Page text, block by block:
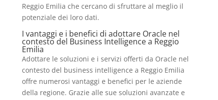
Reggio Emilia che cercano di sfruttare al meglio il
potenziale dei loro dati.
I vantaggi e i benefici di adottare Oracle nel
contesto del Business Intelligence a Reggio
Emilia
Adottare le soluzioni e i servizi offerti da Oracle nel
contesto del business intelligence a Reggio Emilia
offre numerosi vantaggi e benefici per le aziende
della regione. Grazie alle sue soluzioni avanzate e